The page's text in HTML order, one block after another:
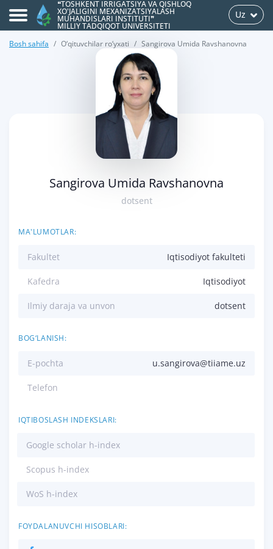
❝TOSHKENT IRRIGATSIYA VA QISHLOQ
XO'JALIGINI MEXANIZATSIYALASH
MUHANDISLARI INSTITUTI❞
MILLIY TADQIQOT UNIVERSITETI
Uz
Bosh sahifa O‘qituvchilar ro‘yxati Sangirova Umida Ravshanovna
Sangirova Umida Ravshanovna
dotsent
MA'LUMOTLAR:
Fakultet Iqtisodiyot fakulteti
Kafedra Iqtisodiyot
Ilmiy daraja va unvon dotsent
BOG‘LANISH:
E-pochta u.sangirova@tiiame.uz
Telefon
IQTIBOSLASH INDEKSLARI:
Google scholar h-index
Scopus h-index
WoS h-index
FOYDALANUVCHI HISOBLARI: